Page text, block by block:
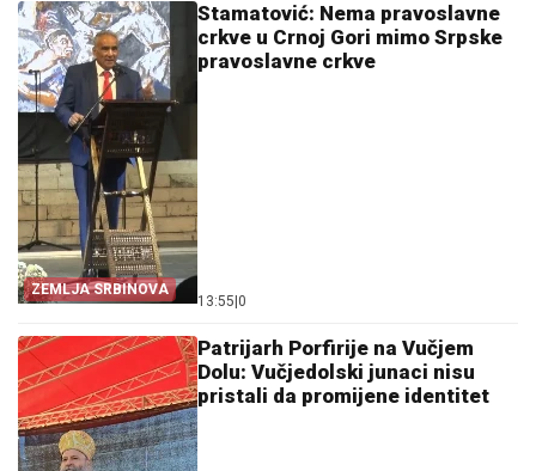
ZEMLJA SRBINOVA
Stamatović: Nema pravoslavne
crkve u Crnoj Gori mimo Srpske
pravoslavne crkve
13:55 0
Patrijarh Porfirije na Vučjem
Dolu: Vučjedolski junaci nisu
pristali da promijene identitet